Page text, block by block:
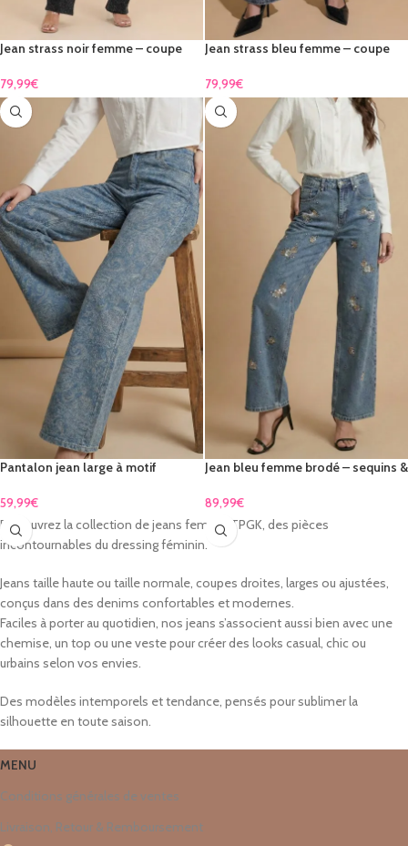
Jean strass noir femme – coupe
79,99€
Jean strass bleu femme – coupe
79,99€
Pantalon jean large à motif
59,99€
Jean bleu femme brodé – sequins &
89,99€
Découvrez la collection de jeans femme TPGK, des pièces
incontournables du dressing féminin.
Jeans taille haute ou taille normale, coupes droites, larges ou ajustées,
conçus dans des denims confortables et modernes.
Faciles à porter au quotidien, nos jeans s’associent aussi bien avec une
chemise, un top ou une veste pour créer des looks casual, chic ou
urbains selon vos envies.
Des modèles intemporels et tendance, pensés pour sublimer la
silhouette en toute saison.
MENU
Conditions générales de ventes
Livraison, Retour & Remboursement